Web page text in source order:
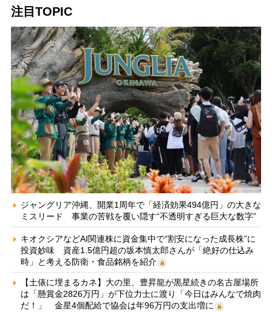
注目TOPIC
ジャングリア沖縄、開業1周年で「経済効果494億円」の大きな
ミスリード 事業の苦戦を覆い隠す“不透明すぎる巨大な数字”
キオクシアなどAI関連株に資金集中で“割安になった成長株”に
投資妙味 資産1.5億円超の坂本慎太郎さんが「絶好の仕込み
時」と考える防衛・食品銘柄を紹介
【土俵に埋まるカネ】大の里、豊昇龍が黒星続きの名古屋場所
は「懸賞金2826万円」が下位力士に渡り「今日はみんなで焼肉
だ！」 金星4個配給で協会は年96万円の支出増に